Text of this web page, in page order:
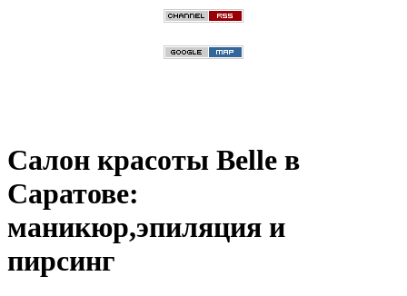
Салон красоты Belle в
Саратове:
маникюр,эпиляция и
пирсинг